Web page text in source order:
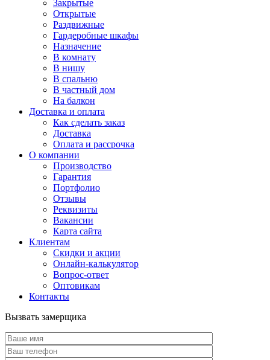
Закрытые
Открытые
Раздвижные
Гардеробные шкафы
Назначение
В комнату
В нишу
В спальню
В частный дом
На балкон
Доставка и оплата
Как сделать заказ
Доставка
Оплата и рассрочка
О компании
Производство
Гарантия
Портфолио
Отзывы
Реквизиты
Вакансии
Карта сайта
Клиентам
Скидки и акции
Онлайн-калькулятор
Вопрос-ответ
Оптовикам
Контакты
Вызвать замерщика